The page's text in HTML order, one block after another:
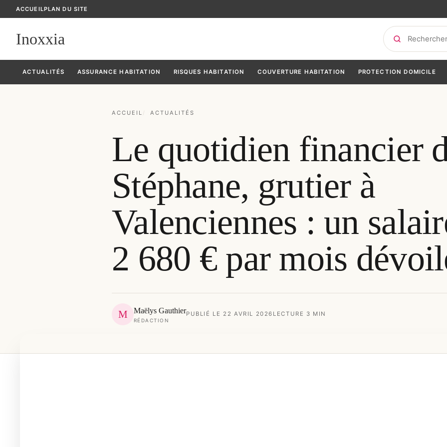
ACCUEILPLAN DU SITE
Inoxxia Rechercher
ACTUALITÉS ASSURANCE HABITATION RISQUES HABITATION COUVERTURE HABITATION PROTECTION DOMICILE
ACCUEIL ACTUALITÉS
Le quotidien financier
Stéphane, grutier à
Valenciennes : un
2 680 € par mois
M Maëlys Gauthier
RÉDACTION
PUBLIÉ LE 22 AVRIL 2026 LECTURE 3 MIN